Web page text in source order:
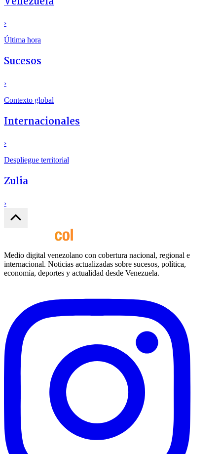
›
Última hora
Sucesos
›
Contexto global
Internacionales
›
Despliegue territorial
Zulia
›
Medio digital venezolano con cobertura nacional, regional e
internacional. Noticias actualizadas sobre sucesos, política,
economía, deportes y actualidad desde Venezuela.